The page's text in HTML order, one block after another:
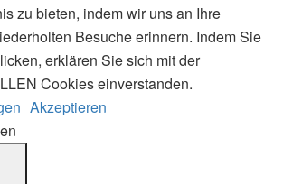
zu bieten, indem wir uns an Ihre
Besuche erinnern. Indem Sie
erklären Sie sich mit der
Cookies einverstanden.
Akzeptieren